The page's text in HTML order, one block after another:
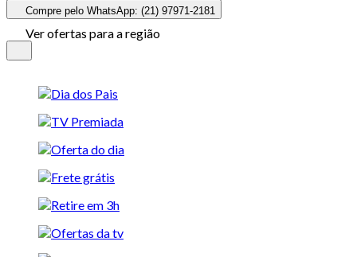
Compre pelo WhatsApp: (21) 97971-2181
Ver ofertas para a região